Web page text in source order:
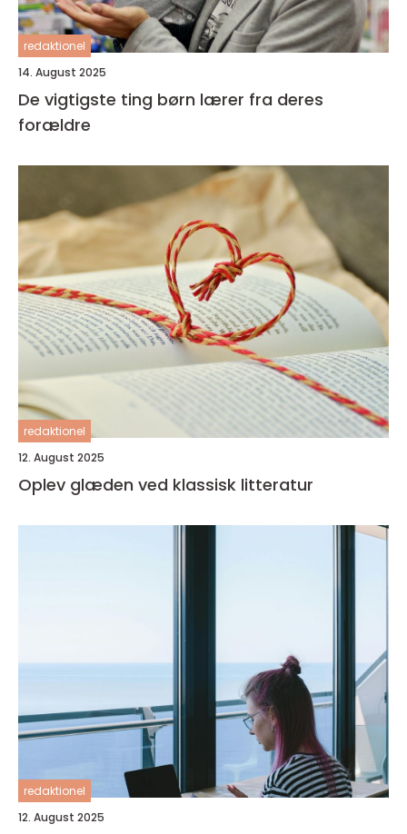
redaktionel
14. August 2025
De vigtigste ting børn lærer fra deres
forældre
redaktionel
12. August 2025
Oplev glæden ved klassisk litteratur
redaktionel
12. August 2025